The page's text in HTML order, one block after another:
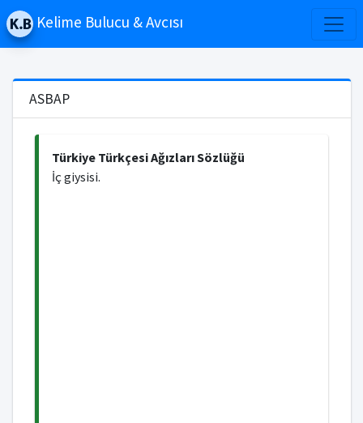
Kelime Bulucu & Avcısı
ASBAP
Türkiye Türkçesi Ağızları Sözlüğü
İç giysisi.